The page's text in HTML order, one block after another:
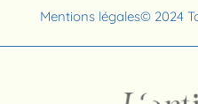
Mentions légales© 2024